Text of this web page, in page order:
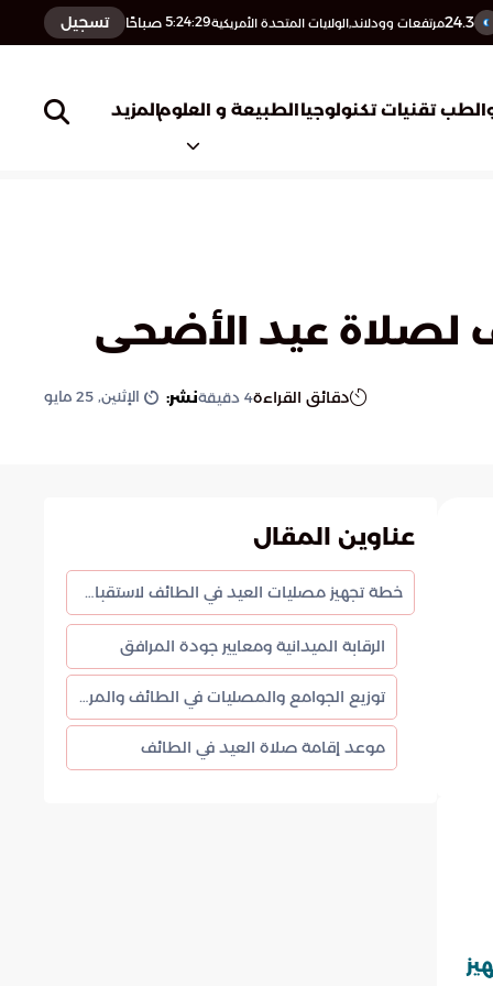
24.3مرتفعات وودلاند,الولايات المتحدة الأمريكية5:24:30 صباحًا تسجيل
تقنيات تكنولوجياالطبيعة و العلومالمزيد
لصلاة عيد الأضحى
دقائق القراءة4 دقيقةنشر: الإثنين, 25 مايو
عناوين المقال
خطة تجهيز مصليات العيد في الطائف لاستقبال عيد الأضحى 1447هـ
الرقابة الميدانية ومعايير جودة المرافق
توزيع الجوامع والمصليات في الطائف والمراكز
موعد إقامة صلاة العيد في الطائف